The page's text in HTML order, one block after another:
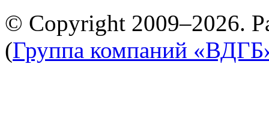
© Copyright 2009–2026.
(Группа компаний